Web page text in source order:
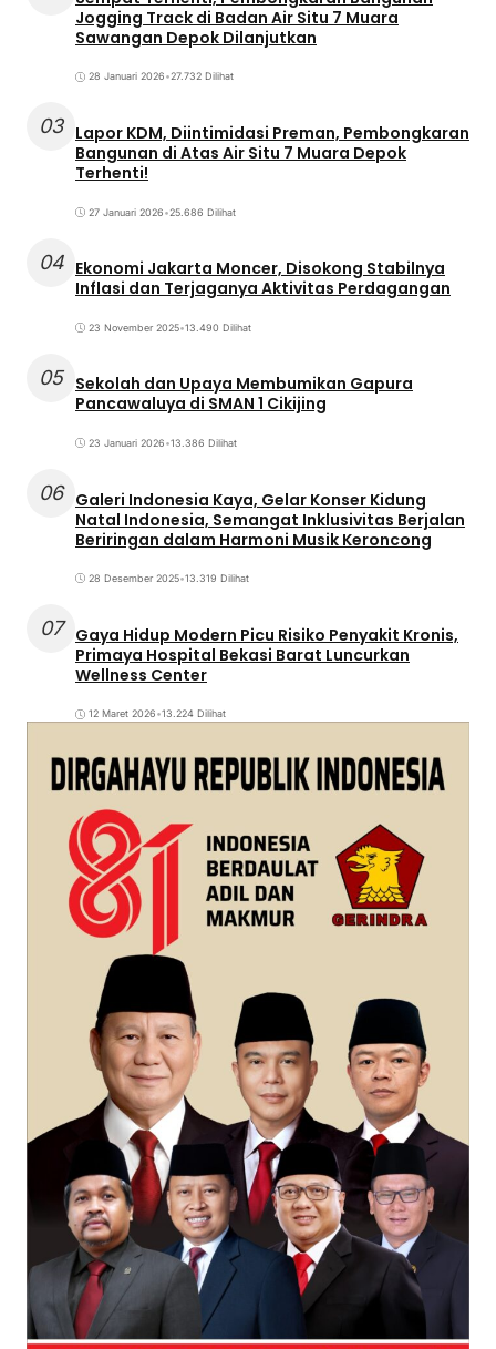
Jogging Track di Badan Air Situ 7 Muara
Sawangan Depok Dilanjutkan
28 Januari 2026•27.732 Dilihat
03 Lapor KDM, Diintimidasi Preman, Pembongkaran
Bangunan di Atas Air Situ 7 Muara Depok
Terhenti!
27 Januari 2026•25.686 Dilihat
04 Ekonomi Jakarta Moncer, Disokong Stabilnya
Inflasi dan Terjaganya Aktivitas Perdagangan
23 November 2025•13.490 Dilihat
05 Sekolah dan Upaya Membumikan Gapura
Pancawaluya di SMAN 1 Cikijing
23 Januari 2026•13.386 Dilihat
06 Galeri Indonesia Kaya, Gelar Konser Kidung
Natal Indonesia, Semangat Inklusivitas Berjalan
Beriringan dalam Harmoni Musik Keroncong
28 Desember 2025•13.319 Dilihat
07
Gaya Hidup Modern Picu Risiko Penyakit Kronis,
Primaya Hospital Bekasi Barat Luncurkan
Wellness Center
12 Maret 2026•13.224 Dilihat